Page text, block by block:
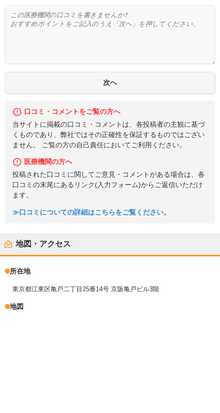
口コミ・コメントをご覧の方へ
当サイトに掲載の口コミ・コメントは、各投稿者の主観に基づ
くものであり、弊社ではその正確性を保証するものではござい
ません。 ご覧の方の自己責任においてご利用ください。
医療機関の方へ
投稿された口コミに関してご意見・コメントがある場合は、各
口コミの末尾にあるリンク(入力フォーム)からご返信いただけ
ます。
≫口コミについての詳細はこちらをご覧ください。
地図・アクセス
所在地
東京都江東区亀戸二丁目25番14号 京阪亀戸ビル3階
地図